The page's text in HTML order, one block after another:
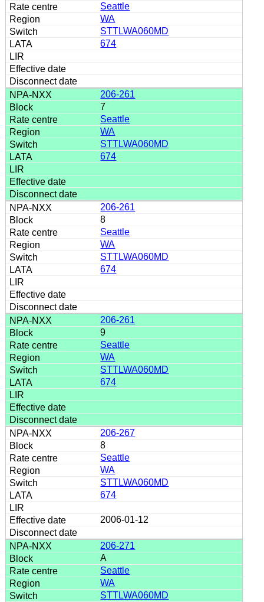
Seattle
WA
STTLWA060MD
674
206-261
7
Seattle
WA
STTLWA060MD
674
206-261
8
Seattle
WA
STTLWA060MD
674
206-261
9
Seattle
WA
STTLWA060MD
674
206-267
8
Seattle
WA
STTLWA060MD
674
2006-01-12
206-271
A
Seattle
WA
STTLWA060MD